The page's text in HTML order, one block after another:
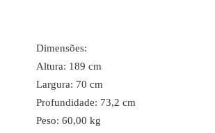
Dimensões:
Altura: 189 cm
Largura: 70 cm
Profundidade: 73,2 cm
Peso: 60,00 kg